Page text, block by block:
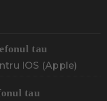
tau
IOS (Apple)
tau